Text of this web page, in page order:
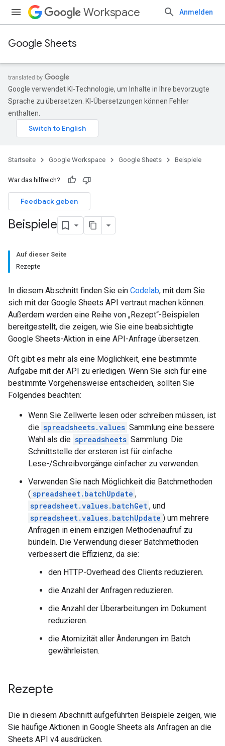
Workspace Anmelden
Google Sheets
Google verwendet KI-Technologie, um Inhalte in Ihre bevorzugte
Sprache zu übersetzen. KI-Übersetzungen können Fehler
enthalten.
Startseite Google Workspace Google Sheets Beispiele
War das hilfreich?
Feedback geben
Beispiele
Auf dieser Seite
Rezepte
In diesem Abschnitt finden Sie ein Codelab, mit dem Sie
sich mit der Google Sheets API vertraut machen können.
Außerdem werden eine Reihe von „Rezept“-Beispielen
bereitgestellt, die zeigen, wie Sie eine beabsichtigte
Google Sheets-Aktion in eine API-Anfrage übersetzen.
Oft gibt es mehr als eine Möglichkeit, eine bestimmte
Aufgabe mit der API zu erledigen. Wenn Sie sich für eine
bestimmte Vorgehensweise entscheiden, sollten Sie
Folgendes beachten:
Wenn Sie Zellwerte lesen oder schreiben müssen, ist
die spreadsheets.values Sammlung eine bessere
Wahl als die spreadsheets Sammlung. Die
Schnittstelle der ersteren ist für einfache
Lese-/Schreibvorgänge einfacher zu verwenden.
Verwenden Sie nach Möglichkeit die Batchmethoden
( spreadsheet.batchUpdate ,
spreadsheet.values.batchGet , und
spreadsheet.values.batchUpdate ) um mehrere
Anfragen in einem einzigen Methodenaufruf zu
bündeln. Die Verwendung dieser Batchmethoden
verbessert die Effizienz, da sie:
den HTTP-Overhead des Clients reduzieren.
die Anzahl der Anfragen reduzieren.
die Anzahl der Überarbeitungen im Dokument
reduzieren.
die Atomizität aller Änderungen im Batch
gewährleisten.
Rezepte
Die in diesem Abschnitt aufgeführten Beispiele zeigen, wie
Sie häufige Aktionen in Google Sheets als Anfragen an die
Sheets API v4 ausdrücken.